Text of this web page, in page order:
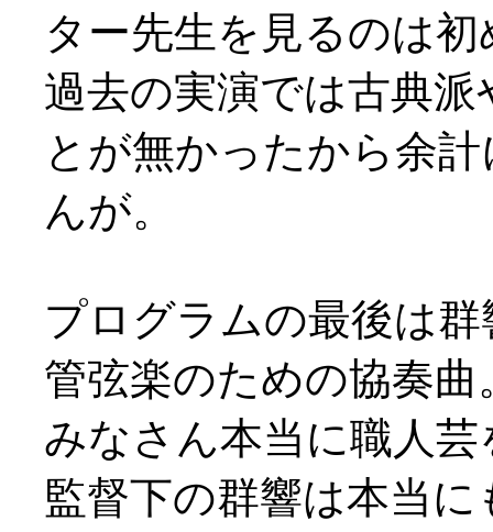
ター先生を見るのは
過去の実演では古典
とが無かったから余
んが。
プログラムの最後は
管弦楽のための協奏曲
みなさん本当に職人
監督下の群響は本当